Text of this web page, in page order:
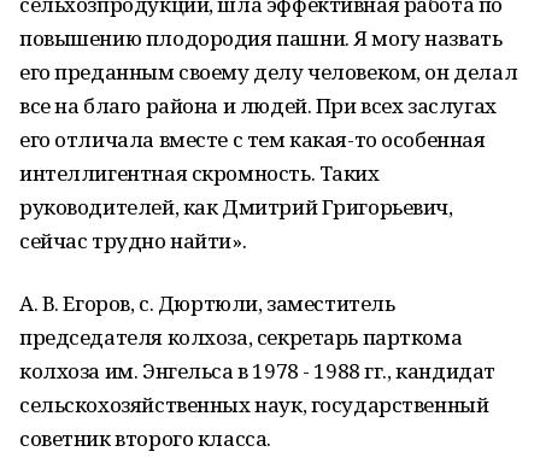
повышению плодородия пашни. Я могу назвать
его преданным своему делу человеком, он делал
все на благо района и людей. При всех заслугах
его отличала вместе с тем какая-то особенная
интеллигентная скромность. Таких
руководителей, как Дмитрий Григорьевич,
сейчас трудно найти».
А. В. Егоров, с. Дюртюли, заместитель
председателя колхоза, секретарь парткома
колхоза им. Энгельса в 1978 - 1988 гг., кандидат
сельскохозяйственных наук, государственный
советник второго класса.